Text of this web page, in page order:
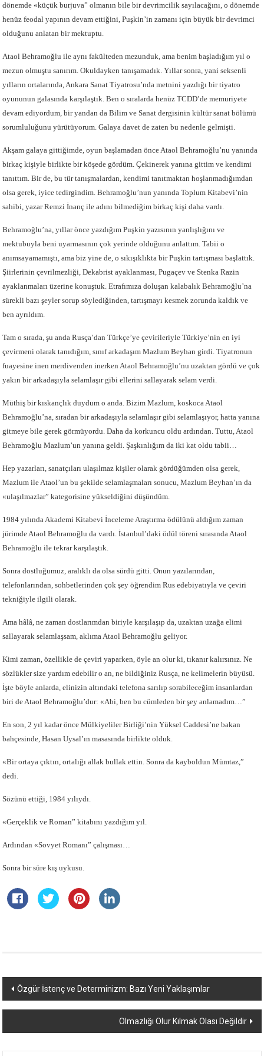
dönemde «küçük burjuva” olmanın bile bir devrimcilik sayılacağını, o dönemde
henüz feodal yapının devam ettiğini, Puşkin’in zamanı için büyük bir devrimci
olduğunu anlatan bir mektuptu.
Ataol Behramoğlu ile aynı fakülteden mezunduk, ama benim başladığım yıl o
mezun olmuştu sanırım. Okuldayken tanışamadık. Yıllar sonra, yani seksenli
yılların ortalarında, Ankara Sanat Tiyatrosu’nda metnini yazdığı bir tiyatro
oyununun galasında karşılaştık. Ben o sıralarda henüz TCDD’de memuriyete
devam ediyordum, bir yandan da Bilim ve Sanat dergisinin kültür sanat bölümü
sorumluluğunu yürütüyorum. Galaya davet de zaten bu nedenle gelmişti.
Akşam galaya gittiğimde, oyun başlamadan önce Ataol Behramoğlu’nu yanında
birkaç kişiyle birlikte bir köşede gördüm. Çekinerek yanına gittim ve kendimi
tanıttım. Bir de, bu tür tanışmalardan, kendimi tanıtmaktan hoşlanmadığımdan
olsa gerek, iyice tedirgindim. Behramoğlu’nun yanında Toplum Kitabevi’nin
sahibi, yazar Remzi İnanç ile adını bilmediğim birkaç kişi daha vardı.
Behramoğlu’na, yıllar önce yazdığım Puşkin yazısının yanlışlığını ve
mektubuyla beni uyarmasının çok yerinde olduğunu anlattım. Tabii o
anımsayamamıştı, ama biz yine de, o sıkışıklıkta bir Puşkin tartışması başlattık.
Şiirlerinin çevrilmezliği, Dekabrist ayaklanması, Pugaçev ve Stenka Razin
ayaklanmaları üzerine konuştuk. Etrafımıza doluşan kalabalık Behramoğlu’na
sürekli bazı şeyler sorup söylediğinden, tartışmayı kesmek zorunda kaldık ve
ben ayrıldım.
Tam o sırada, şu anda Rusça’dan Türkçe’ye çevirileriyle Türkiye’nin en iyi
çevirmeni olarak tanıdığım, sınıf arkadaşım Mazlum Beyhan girdi. Tiyatronun
fuayesine inen merdivenden inerken Ataol Behramoğlu’nu uzaktan gördü ve çok
yakın bir arkadaşıyla selamlaşır gibi ellerini sallayarak selam verdi.
Müthiş bir kıskançlık duydum o anda. Bizim Mazlum, koskoca Ataol
Behramoğlu’na, sıradan bir arkadaşıyla selamlaşır gibi selamlaşıyor, hatta yanına
gitmeye bile gerek görmüyordu. Daha da korkuncu oldu ardından. Tuttu, Ataol
Behramoğlu Mazlum’un yanına geldi. Şaşkınlığım da iki kat oldu tabii…
Hep yazarları, sanatçıları ulaşılmaz kişiler olarak gördüğümden olsa gerek,
Mazlum ile Ataol’un bu şekilde selamlaşmaları sonucu, Mazlum Beyhan’ın da
«ulaşılmazlar” kategorisine yükseldiğini düşündüm.
1984 yılında Akademi Kitabevi İnceleme Araştırma ödülünü aldığım zaman
jürimde Ataol Behramoğlu da vardı. İstanbul’daki ödül töreni sırasında Ataol
Behramoğlu ile tekrar karşılaştık.
Sonra dostluğumuz, aralıklı da olsa sürdü gitti. Onun yazılarından,
telefonlarından, sohbetlerinden çok şey öğrendim Rus edebiyatıyla ve çeviri
tekniğiyle ilgili olarak.
Ama hâlâ, ne zaman dostlarımdan biriyle karşılaşıp da, uzaktan uzağa elimi
sallayarak selamlaşsam, aklıma Ataol Behramoğlu geliyor.
Kimi zaman, özellikle de çeviri yaparken, öyle an olur ki, tıkanır kalırsınız. Ne
sözlükler size yardım edebilir o an, ne bildiğiniz Rusça, ne kelimelerin büyüsü.
İşte böyle anlarda, elinizin altındaki telefona sarılıp sorabileceğim insanlardan
biri de Ataol Behramoğlu’dur: «Abi, ben bu cümleden bir şey anlamadım…”
En son, 2 yıl kadar önce Mülkiyeliler Birliği’nin Yüksel Caddesi’ne bakan
bahçesinde, Hasan Uysal’ın masasında birlikte olduk.
«Bir ortaya çıktın, ortalığı allak bullak ettin. Sonra da kayboldun Mümtaz,”
dedi.
Sözünü ettiği, 1984 yılıydı.
«Gerçeklik ve Roman” kitabını yazdığım yıl.
Ardından «Sovyet Romanı” çalışması…
Sonra bir süre kış uykusu.
Yazı
dolaşımı
Özgür İstenç ve Determinizm: Bazı Yeni Yaklaşımlar
Olmazlığı Olur Kılmak Olası Değildir